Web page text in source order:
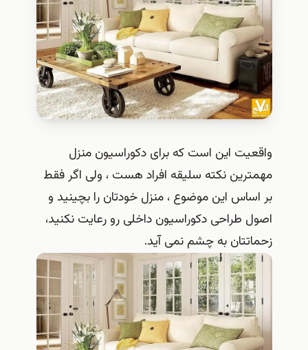
واقعیت این است که برای دکوراسیون منزل
مهمترین نکته سلیقه افراد هست ، ولی اگر فقط
بر اساس این موضوع ، منزل خودتان را بچینید و
اصول طراحی دکوراسیون داخلی رو رعایت نکنید،
زحماتتان به چشم نمی آید.